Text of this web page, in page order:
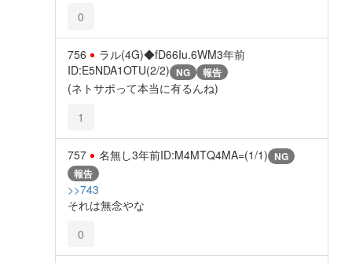
0
756 ラル(4G)◆fD66Iu.6WM3年前
ID:E5NDA1OTU(2/2) NG 報告
(ネトサポって本当に有るんね)
1
757 名無し3年前ID:M4MTQ4MA=(1/1) NG
報告
>>743
それは無念やな
0